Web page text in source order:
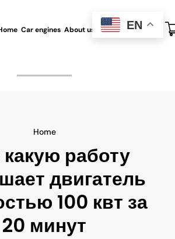
Car engines About us All blog Contact us
Home
какую работу
двигатель
100 квт за
20 минут
EN